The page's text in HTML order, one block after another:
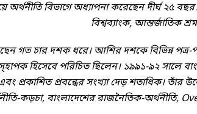
অর্থনীতি বিভাগে অধ্যাপনা করেছেন দীর্ঘ
বিশ্বব্যাংক, আন্তর্জাতিক শ্রম
গত চার দশক ধরে। আশির দশকে বিভিন্ন পত্র-
হিসেবে পরিচিত ছিলেন। ১৯৯১-৯২ সালে
প্রকাশিত প্রবন্ধের সংখ্যা দেড় শতাধিক। তাঁর
কড়চা, বাংলাদেশের রাজনৈতিক-